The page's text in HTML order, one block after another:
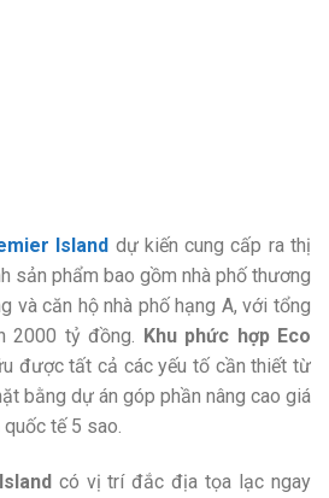
Island dự kiến cung cấp ra thị
sản phẩm bao gồm nhà phố thương
và căn hộ nhà phố hạng A, với tổng
2000 tỷ đồng. Khu phức hợp Eco
được tất cả các yếu tố cần thiết từ
bằng dự án góp phần nâng cao giá
tế 5 sao.
có vị trí đắc địa tọa lạc ngay